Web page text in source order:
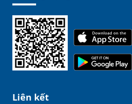
Liên kết